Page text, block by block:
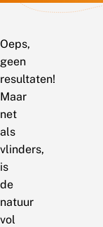
Oeps,
geen
resultaten!
Maar
net
als
vlinders,
is
de
natuur
vol